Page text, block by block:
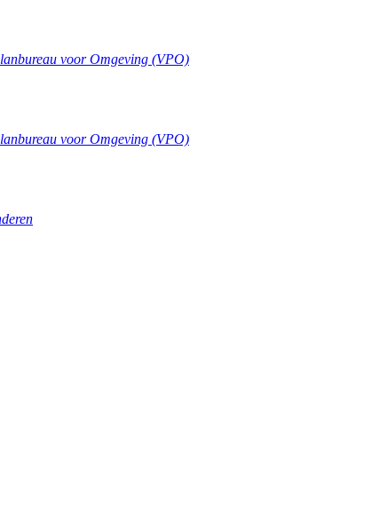
voor Omgeving (VPO)
voor Omgeving (VPO)